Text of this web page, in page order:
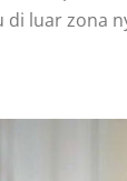
luar zona